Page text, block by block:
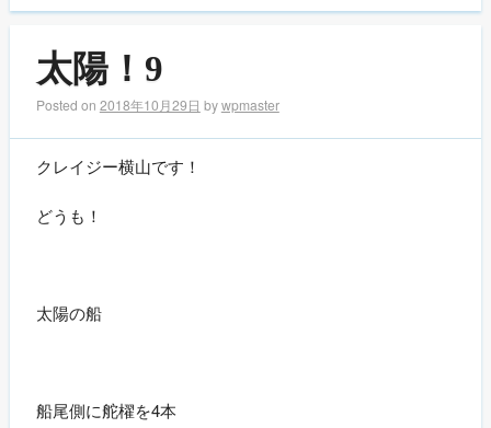
太陽！9
Posted on 2018年10月29日 bywpmaster
クレイジー横山です！
どうも！
太陽の船
船尾側に舵櫂を4本